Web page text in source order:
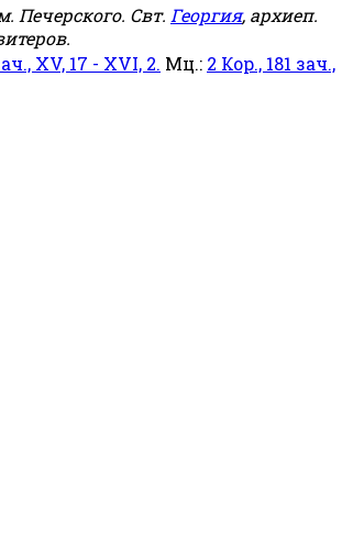
Печерского. Свт. Георгия, архиеп.
XV, 17 - XVI, 2. Мц.: 2 Кор., 181 зач.,